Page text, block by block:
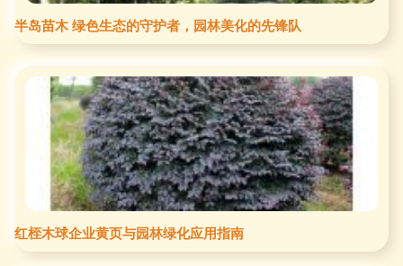
半岛苗木 绿色生态的守护者，园林美化的先锋队
红桎木球企业黄页与园林绿化应用指南